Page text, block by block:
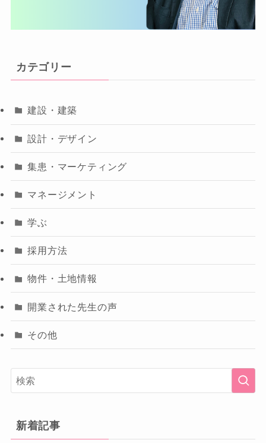
カテゴリー
建設・建築
設計・デザイン
集患・マーケティング
マネージメント
学ぶ
採用方法
物件・土地情報
開業された先生の声
その他
新着記事